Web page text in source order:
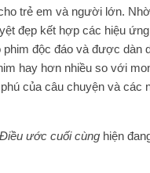
trẻ em và người lớn.
đẹp kết hợp các hiệu
phim độc đáo và được dàn
hay hơn nhiều so với
của câu chuyện và các
ước cuối cùng hiện